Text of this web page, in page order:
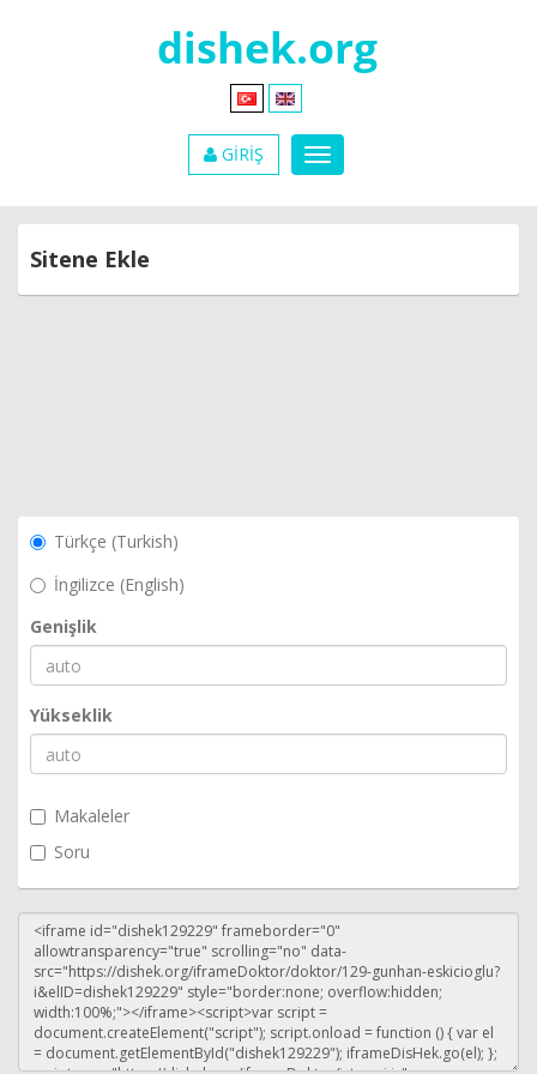
GİRİŞ
Sitene Ekle
Türkçe (Turkish)
İngilizce (English)
Genişlik
Yükseklik
Makaleler
Soru